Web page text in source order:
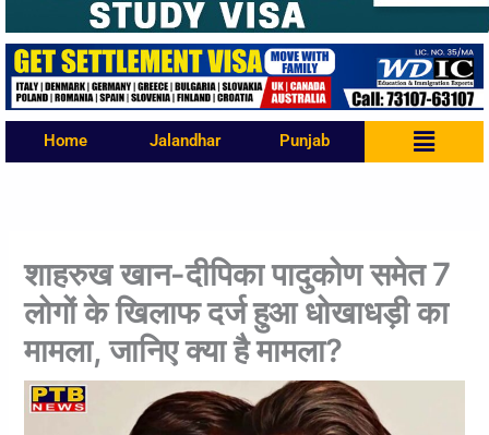
Home Jalandhar Punjab Menu
शाहरुख खान-दीपिका पादुकोण समेत 7
लोगों के खिलाफ दर्ज हुआ धोखाधड़ी का
मामला, जानिए क्या है मामला?